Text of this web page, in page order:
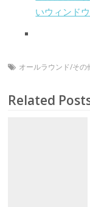
いウィンド
オールラウンド/その
Related